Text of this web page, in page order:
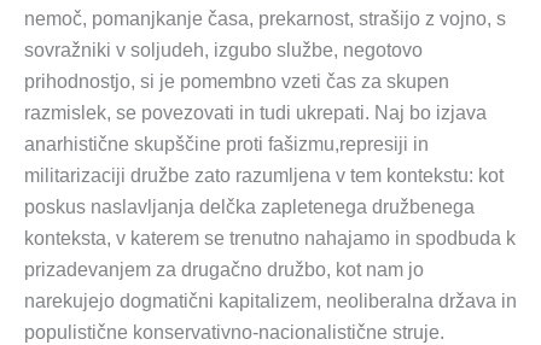
nemoč, pomanjkanje časa, prekarnost, strašijo z vojno, s
sovražniki v soljudeh, izgubo službe, negotovo
prihodnostjo, si je pomembno vzeti čas za skupen
razmislek, se povezovati in tudi ukrepati. Naj bo izjava
anarhistične skupščine proti fašizmu,represiji in
militarizaciji družbe zato razumljena v tem kontekstu: kot
poskus naslavljanja delčka zapletenega družbenega
konteksta, v katerem se trenutno nahajamo in spodbuda k
prizadevanjem za drugačno družbo, kot nam jo
narekujejo dogmatični kapitalizem, neoliberalna država in
populistične konservativno-nacionalistične struje.